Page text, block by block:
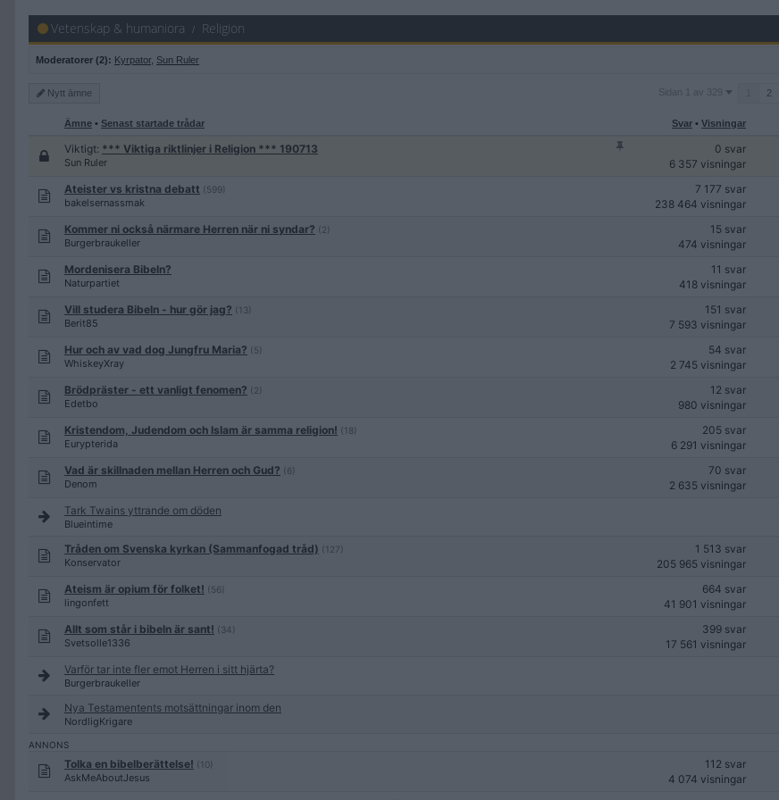
Vetenskap & humaniora Religion
Moderatorer (2): Kyrpator, Sun Ruler
Nytt ämne
Sidan
Sidan 1 av 329 2
Ämne • Senast startade trådar Svar • Visningar
Viktigt: *** Viktiga riktlinjer i Religion *** 190713
Sun Ruler
0 svar
6 357 visningar
Ateister vs kristna debatt (599)
bakelsernassmak
7 177 svar
238 464 visningar
Kommer ni också närmare Herren när ni syndar? (2)
Burgerbraukeller
15 svar
474 visningar
Mordenisera Bibeln?
Naturpartiet
11 svar
418 visningar
Vill studera Bibeln - hur gör jag? (13)
Berit85
151 svar
7 593 visningar
Hur och av vad dog Jungfru Maria? (5)
WhiskeyXray
54 svar
2 745 visningar
Brödpräster - ett vanligt fenomen? (2)
Edetbo
12 svar
980 visningar
Kristendom, Judendom och Islam är samma religion! (18)
Eurypterida
205 svar
6 291 visningar
Vad är skillnaden mellan Herren och Gud? (6)
Denom
70 svar
2 635 visningar
Tark Twains yttrande om döden
Blueintime
Tråden om Svenska kyrkan (Sammanfogad tråd) (127)
Konservator
1 513 svar
205 965 visningar
Ateism är opium för folket! (56)
lingonfett
664 svar
41 901 visningar
Allt som står i bibeln är sant! (34)
Svetsolle1336
399 svar
17 561 visningar
Varför tar inte fler emot Herren i sitt hjärta?
Burgerbraukeller
Nya Testamentents motsättningar inom den
NordligKrigare
Tolka en bibelberättelse! (10)
AskMeAboutJesus
112 svar
4 074 visningar